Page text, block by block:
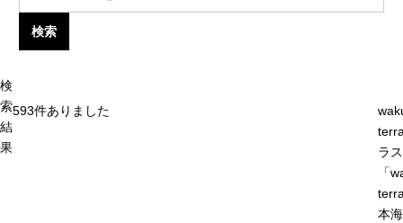
検索
検
索
結
果
593件ありました
ラ
「
本